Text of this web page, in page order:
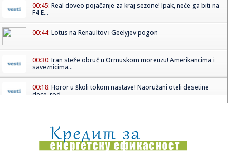
00:45: Real doveo pojačanje za kraj sezone! Ipak, neće ga biti na
F4 E...
00:44: Lotus na Renaultov i Geelyjev pogon
00:30: Iran steže obruč u Ormuskom moreuzu! Amerikancima i
saveznicima...
00:18: Horor u školi tokom nastave! Naoružani oteli desetine
dece, rod...
00:04:Češka traži da se ponovi njihov nastup na Evroviziji zbog
ovog...